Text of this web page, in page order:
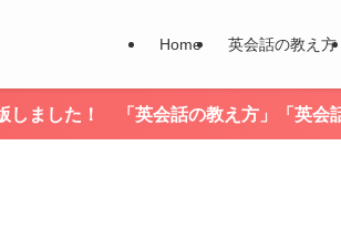
Home 英会話の教え方
しました！ 「英会話の教え方」「英会